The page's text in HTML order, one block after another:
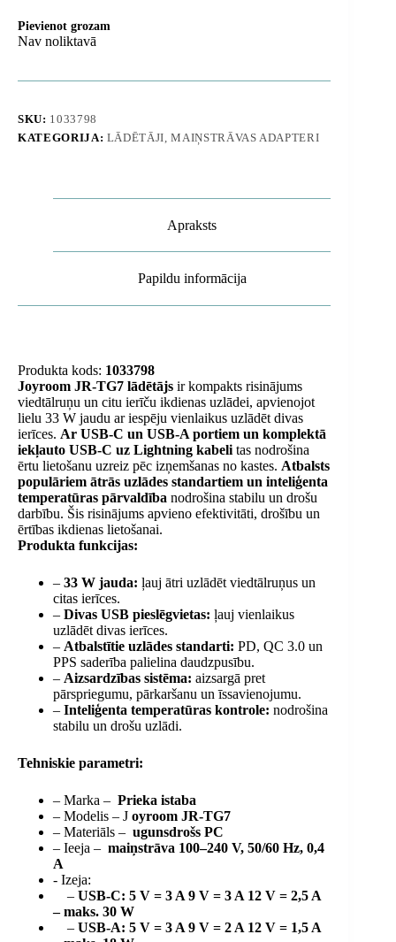
Pievienot grozam
Nav noliktavā
SKU: 1033798
KATEGORIJA: LĀDĒTĀJI, MAIŅSTRĀVAS ADAPTERI
Apraksts
Papildu informācija
Produkta kods: 1033798
Joyroom JR-TG7 lādētājs ir kompakts risinājums
viedtālruņu un citu ierīču ikdienas uzlādei, apvienojot
lielu 33 W jaudu ar iespēju vienlaikus uzlādēt divas
ierīces. Ar USB-C un USB-A portiem un komplektā
iekļauto USB-C uz Lightning kabeli tas nodrošina
ērtu lietošanu uzreiz pēc izņemšanas no kastes. Atbalsts
populāriem ātrās uzlādes standartiem un inteliģenta
temperatūras pārvaldība nodrošina stabilu un drošu
darbību. Šis risinājums apvieno efektivitāti, drošību un
ērtības ikdienas lietošanai.
Produkta funkcijas:
– 33 W jauda: ļauj ātri uzlādēt viedtālruņus un
citas ierīces.
– Divas USB pieslēgvietas: ļauj vienlaikus
uzlādēt divas ierīces.
– Atbalstītie uzlādes standarti: PD, QC 3.0 un
PPS saderība palielina daudzpusību.
– Aizsardzības sistēma: aizsargā pret
pārspriegumu, pārkaršanu un īssavienojumu.
– Inteliģenta temperatūras kontrole: nodrošina
stabilu un drošu uzlādi.
Tehniskie parametri:
– Marka – Prieka istaba
– Modelis – J oyroom JR-TG7
– Materiāls – ugunsdrošs PC
– Ieeja – maiņstrāva 100–240 V, 50/60 Hz, 0,4
A
- Izeja:
– USB-C: 5 V = 3 A 9 V = 3 A 12 V = 2,5 A
– maks. 30 W
– USB-A: 5 V = 3 A 9 V = 2 A 12 V = 1,5 A